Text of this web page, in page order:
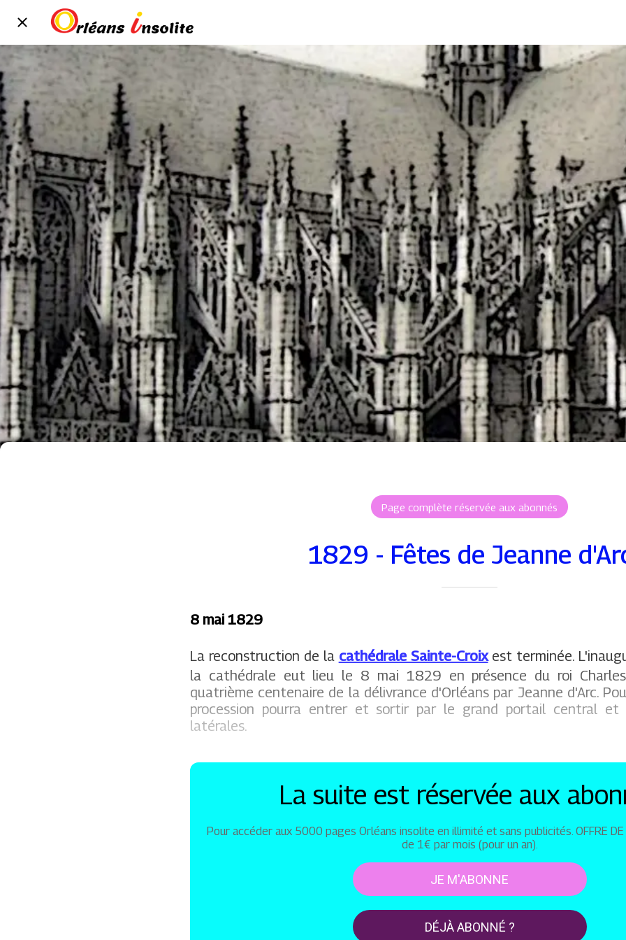
Page complète réservée aux abonnés
1829 - Fêtes de Jeanne
8 mai 1829
La reconstruction de la cathédrale Sainte-Croixest terminée.
la cathédrale eut lieu le 8 mai 1829 en présence du roi
quatrième centenaire de la délivrance d'Orléans par Jeanne d'Arc.
procession pourra entrer et sortir par le grand portail central et
latérales.
La suite est réservée aux
Pour accéder aux 5000 pages Orléans insolite en illimité et sans publicités. OFFRE DE
de 1€ par mois (pour un an).
JE M'ABONNE
DÉJÀ ABONNÉ ?